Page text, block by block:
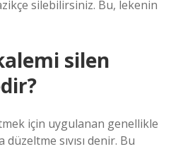
silebilirsiniz. Bu, lekenin
silen
için uygulanan genellikle
düzeltme sıvısı denir. Bu